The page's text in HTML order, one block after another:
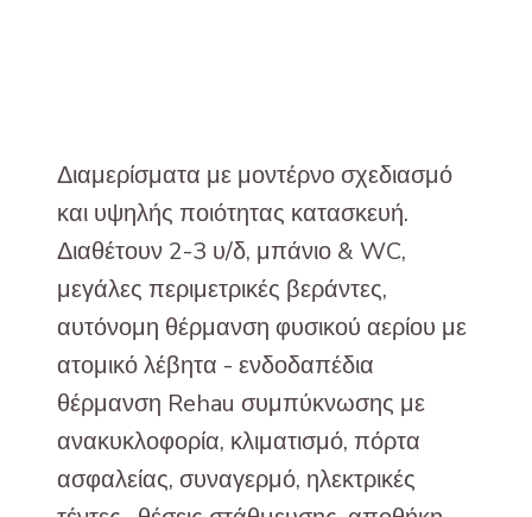
Διαμερίσματα με μοντέρνο σχεδιασμό
και υψηλής ποιότητας κατασκευή.
Διαθέτουν 2-3 υ/δ, μπάνιο & WC,
μεγάλες περιμετρικές βεράντες,
αυτόνομη θέρμανση φυσικού αερίου με
ατομικό λέβητα - ενδοδαπέδια
θέρμανση Rehau συμπύκνωσης με
ανακυκλοφορία, κλιματισμό, πόρτα
ασφαλείας, συναγερμό, ηλεκτρικές